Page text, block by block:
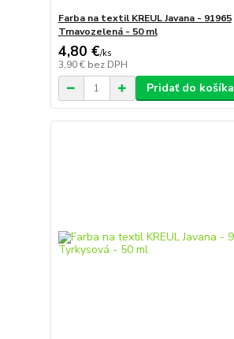
Farba na textil KREUL Javana - 91965
Tmavozelená - 50 ml
4,80 €/ks
3,90 € bez DPH
Pridať do košíka